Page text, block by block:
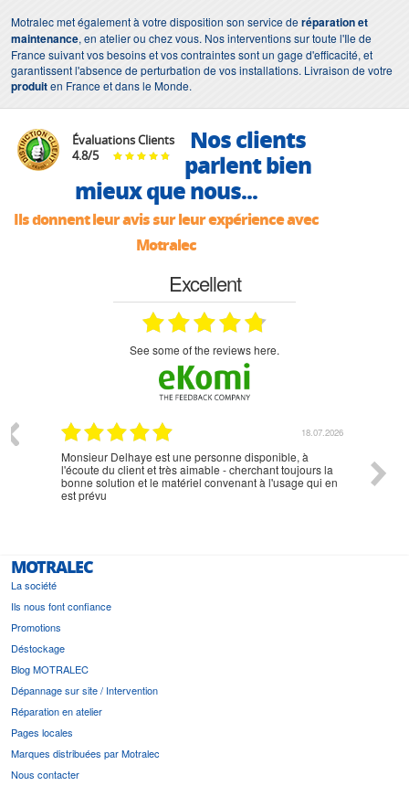
Motralec met également à votre disposition son service deréparation et
maintenance, en atelier ou chez vous. Nos interventions sur toute l'Ile de
France suivant vos besoins et vos contraintes sont un gage d'efficacité, et
garantissent l'absence de perturbation de vos installations. Livraison de votre
produiten France et dans le Monde.
Évaluations Clients
4.8/5
Nos clients
parlent bien
mieux que nous...
Ils donnent leur avis sur leur expérience avec
Motralec
Excellent
see some of the reviews here.
18.07.2026
Monsieur Delhaye est une personne disponible, à
l'écoute du client et très aimable - cherchant toujours la
bonne solution et le matériel convenant à l'usage qui en
est prévu
MOTRALEC
La société
Ils nous font confiance
Promotions
Déstockage
Blog MOTRALEC
Dépannage sur site / Intervention
Réparation en atelier
Pages locales
Marques distribuées par Motralec
Nous contacter